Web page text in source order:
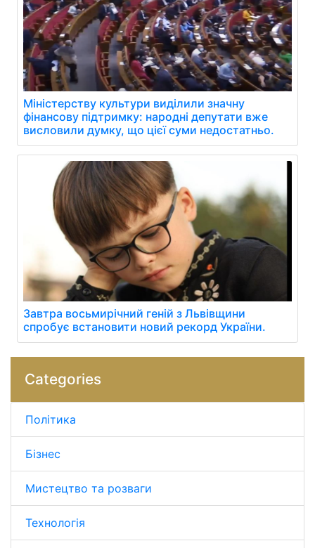
Міністерству культури виділили значну
фінансову підтримку: народні депутати вже
висловили думку, що цієї суми недостатньо.
Завтра восьмирічний геній з Львівщини
спробує встановити новий рекорд України.
Categories
Політика
Бізнес
Мистецтво та розваги
Технологія